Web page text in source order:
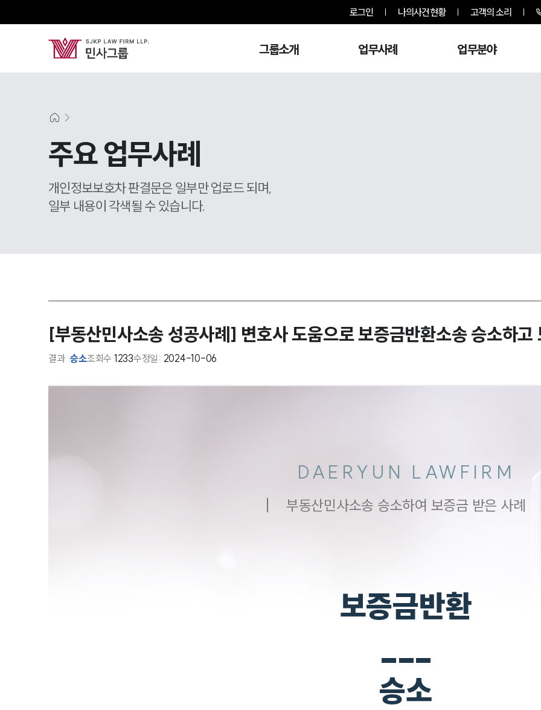
로그인 나의사건현황 고객의 소리
그룹소개 업무사례 업무분야
주요 업무사례
개인정보보호차 판결문은 일부만 업로드 되며,
일부 내용이 각색될 수 있습니다.
[부동산민사소송 성공사례] 변호사 도움으로 보증금반환소송 승소하고
결과 승소조회수 1233수정일: 2024-10-06
DAERYUN LAWFIRM
부동산민사소송 승소하여 보증금 받은 사례
보증금반환
___
승소